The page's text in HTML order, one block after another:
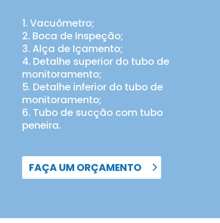
Vacuômetro;
Boca de Inspeção;
Alça de Içamento;
Detalhe superior do tubo de
monitoramento;
Detalhe inferior do tubo de
monitoramento;
Tubo de sucção com tubo
peneira.
FAÇA UM ORÇAMENTO